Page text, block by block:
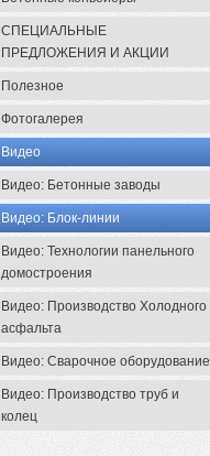
СПЕЦИАЛЬНЫЕ
ПРЕДЛОЖЕНИЯ И АКЦИИ
Полезное
Фотогалерея
Видео
Видео: Бетонные заводы
Видео: Блок-линии
Видео: Технологии панельного
домостроения
Видео: Производство Холодного
асфальта
Видео: Сварочное оборудование
Видео: Производство труб и
колец